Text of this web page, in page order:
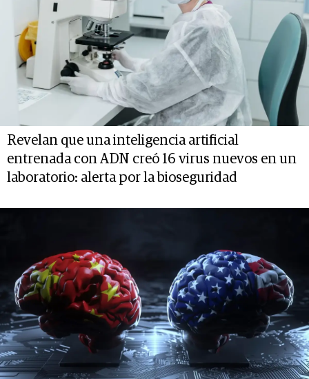
Revelan que una inteligencia artificial
entrenada con ADN creó 16 virus nuevos en un
laboratorio: alerta por la bioseguridad